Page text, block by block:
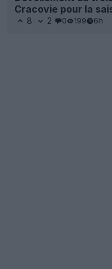
Cracovie pour la
8 2 0 199 6h